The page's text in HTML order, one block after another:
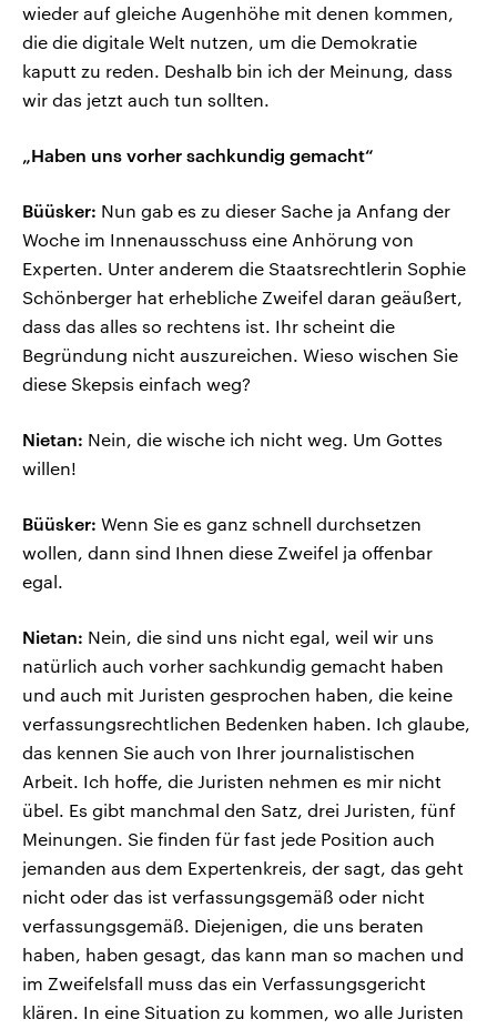
wieder auf gleiche Augenhöhe mit denen kommen,
die die digitale Welt nutzen, um die Demokratie
kaputt zu reden. Deshalb bin ich der Meinung, dass
wir das jetzt auch tun sollten.
„Haben uns vorher sachkundig gemacht“
Büüsker: Nun gab es zu dieser Sache ja Anfang der
Woche im Innenausschuss eine Anhörung von
Experten. Unter anderem die Staatsrechtlerin Sophie
Schönberger hat erhebliche Zweifel daran geäußert,
dass das alles so rechtens ist. Ihr scheint die
Begründung nicht auszureichen. Wieso wischen Sie
diese Skepsis einfach weg?
Nietan: Nein, die wische ich nicht weg. Um Gottes
willen!
Büüsker: Wenn Sie es ganz schnell durchsetzen
wollen, dann sind Ihnen diese Zweifel ja offenbar
egal.
Nietan: Nein, die sind uns nicht egal, weil wir uns
natürlich auch vorher sachkundig gemacht haben
und auch mit Juristen gesprochen haben, die keine
verfassungsrechtlichen Bedenken haben. Ich glaube,
das kennen Sie auch von Ihrer journalistischen
Arbeit. Ich hoffe, die Juristen nehmen es mir nicht
übel. Es gibt manchmal den Satz, drei Juristen, fünf
Meinungen. Sie finden für fast jede Position auch
jemanden aus dem Expertenkreis, der sagt, das geht
nicht oder das ist verfassungsgemäß oder nicht
verfassungsgemäß. Diejenigen, die uns beraten
haben, haben gesagt, das kann man so machen und
im Zweifelsfall muss das ein Verfassungsgericht
klären. In eine Situation zu kommen, wo alle Juristen